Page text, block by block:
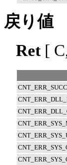
戻り値
Ret [